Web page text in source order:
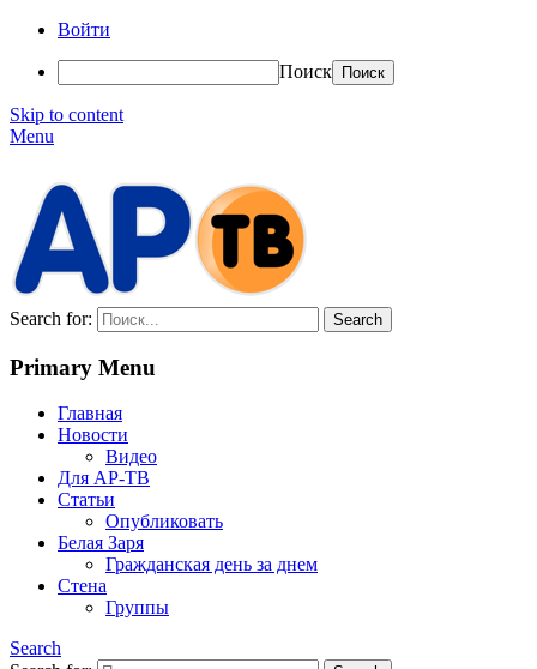
Войти
Поиск
Skip to content
Menu
Search for:
Primary Menu
Главная
Новости
Видео
Для АР-ТВ
Статьи
Опубликовать
Белая Заря
Гражданская день за днем
Стена
Группы
Search